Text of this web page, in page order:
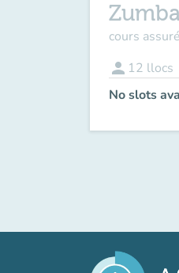
cours
person 12 llocs
No slots